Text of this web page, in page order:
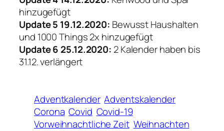
hinzugefügt
Update 5 19.12.2020: Bewusst Haushalten
und 1000 Things 2x hinzugefügt
Update 6 25.12.2020: 2 Kalender haben bis
31.12. verlängert
Adventkalender Adventskalender
Corona Covid Covid-19
Vorweihnachtliche Zeit Weihnachten